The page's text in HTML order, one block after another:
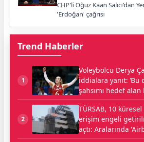
CHP'li Oğuz Kaan Salıcı'dan
'Erdoğan' çağrısı
Trend Haberler
1
Voleybolcu Derya
iddialara yanıt: ‘Bu
şahsımı hedef alan
2
TÜRSAB, 10
erişim engeli
açtı: Aralarında